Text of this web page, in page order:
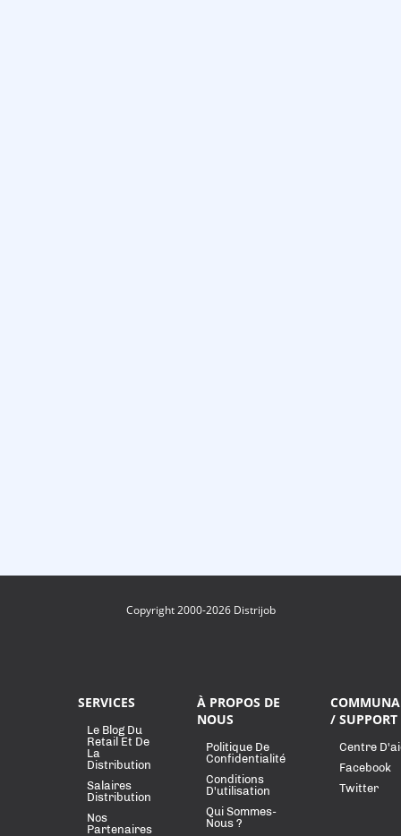
Copyright 2000-2026 Distrijob
SERVICES
Le Blog Du
Retail Et De
La
Distribution
Salaires
Distribution
Nos
Partenaires
À PROPOS DE
NOUS
Politique De
Confidentialité
Conditions
D'utilisation
Qui Sommes-
Nous ?
/ SUPPORT
Centre
Facebook
Twitter